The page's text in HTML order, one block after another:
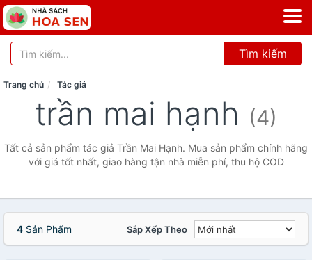
Tìm kiếm
Trang chủ Tác giả
trần mai hạnh (4)
Tất cả sản phẩm tác giả Trần Mai Hạnh. Mua sản phẩm chính hãng
với giá tốt nhất, giao hàng tận nhà miễn phí, thu hộ COD
4 Sản Phẩm Sắp Xếp Theo